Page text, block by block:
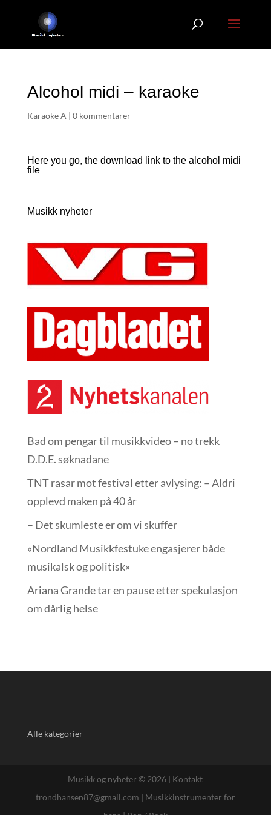
Alcohol midi – karaoke
Karaoke A | 0 kommentarer
Here you go, the download link to the alcohol midi
file
Musikk nyheter
Bad om pengar til musikkvideo – no trekk
D.D.E. søknadane
TNT rasar mot festival etter avlysing: – Aldri
opplevd maken på 40 år
– Det skumleste er om vi skuffer
«Nordland Musikkfest­uke engasjerer både
musikalsk og politisk»
Ariana Grande tar en pause etter spekulasjon
om dårlig helse
Alle kategorier
Musikk og nyheter © 2026 | Kontakt
trondhansen87@gmail.com | Musikkinstrumenter for